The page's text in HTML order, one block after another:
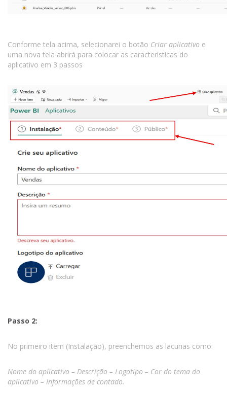
Conforme tela acima, selecionarei o botão Criar aplicativo e
uma nova tela abrirá para colocar as características do
aplicativo em 3 passos
Passo 2:
No primeiro item (Instalação), preenchemos as lacunas como:
Nome do aplicativo – Descrição – Logotipo – Cor do tema do
aplicativo – Informações de contado.